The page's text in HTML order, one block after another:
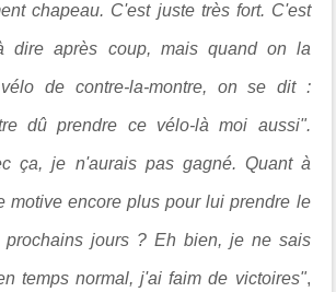
chapeau. C'est juste très fort. C'est
dire après coup, mais quand on la
de contre-la-montre, on se dit :
dû prendre ce vélo-là moi aussi".
ça, je n'aurais pas gagné. Quant à
motive encore plus pour lui prendre le
prochains jours ? Eh bien, je ne sais
temps normal, j'ai faim de victoires",